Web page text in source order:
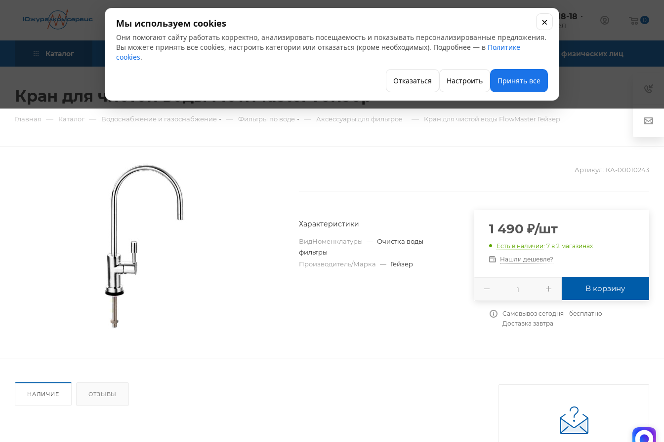
+7 (347) 246-18-18
оптовый отдел
0
Каталог Акции Бренды Компания Офис-склады Для физических лиц
Кран для чистой воды FlowMaster Гейзер
Главная — Каталог — Водоснабжение и газоснабжение — Фильтры по воде — Аксессуары для фильтров — Кран для чистой воды FlowMaster Гейзер
Артикул: КА-00010243
Характеристики
ВидНоменклатуры — Очистка воды
фильтры
Производитель/Марка — Гейзер
1 490 ₽/шт
Есть в наличии: 7 в 2 магазинах
Нашли дешевле?
В корзину
Самовывоз сегодня - бесплатно
Доставка завтра
НАЛИЧИЕ ОТЗЫВЫ
Мы используем cookies
Они помогают сайту работать корректно, анализировать посещаемость и показывать персонализированные предложения.
Вы можете принять все cookies, настроить категории или отказаться (кроме необходимых). Подробнее — в Политике
cookies.
Отказаться Настроить Принять все
×